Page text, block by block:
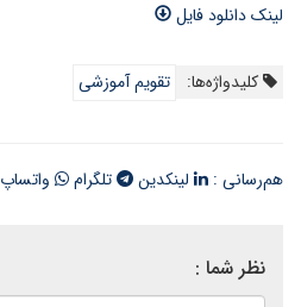
لینک دانلود فایل
کلیدواژه‌ها: تقویم آموزشی
هم‌رسانی : لینکدین تلگرام واتساپ
نظر شما :